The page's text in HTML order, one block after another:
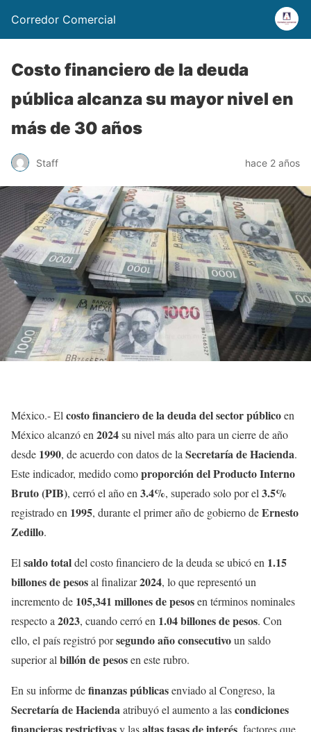
Corredor Comercial
Costo financiero de la deuda
pública alcanza su mayor nivel en
más de 30 años
Staff hace 2 años
México.- El costo financiero de la deuda del sector públicoen
México alcanzó en 2024su nivel más alto para un cierre de año
desde 1990, de acuerdo con datos de la Secretaría de Hacienda.
Este indicador, medido comoproporción del Producto Interno
Bruto (PIB), cerró el año en 3.4%, superado solo por el 3.5%
registrado en 1995, durante el primer año de gobierno deErnesto
Zedillo.
El saldo totaldel costo financiero de la deuda se ubicó en 1.15
billones de pesosal finalizar2024, lo que representó un
incremento de 105,341 millones de pesosen términos nominales
respecto a 2023, cuando cerró en 1.04 billones de pesos. Con
ello, el país registró porsegundo año consecutivoun saldo
superior al billón de pesosen este rubro.
En su informe definanzas públicasenviado al Congreso, la
Secretaría de Haciendaatribuyó el aumento a lascondiciones
financieras restrictivasy lasaltas tasas de interés, factores que